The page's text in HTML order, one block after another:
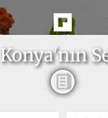
Konya'nın